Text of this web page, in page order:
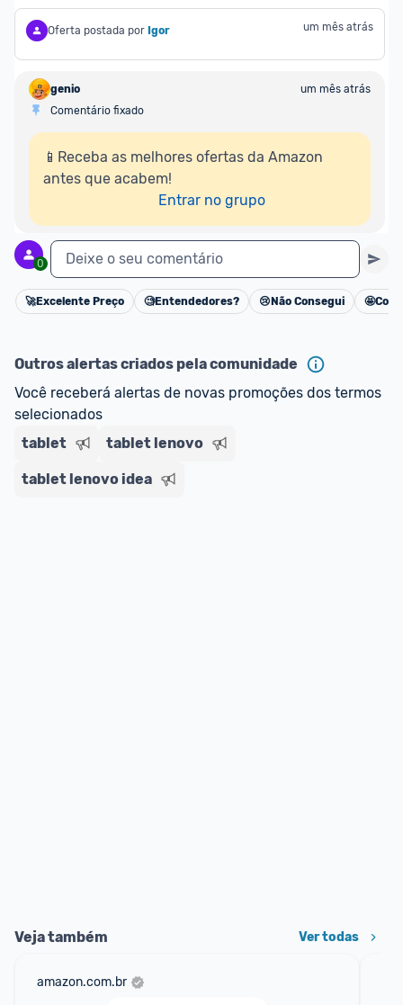
Oferta postada por Igor um mês atrás
genio
um mês atrás
Comentário fixado
📱Receba as melhores ofertas da Amazon
antes que acabem!
Entrar no grupo
0 Deixe o seu comentário
Cancelar
🚀Excelente Preço 🧐Entendedores? 😢 Não Consegui 🤩
Outros alertas criados pela comunidade
Você receberá alertas de novas promoções dos termos
selecionados
tablet
tablet lenovo
tablet lenovo idea
Veja também Ver todas
amazon.com.br